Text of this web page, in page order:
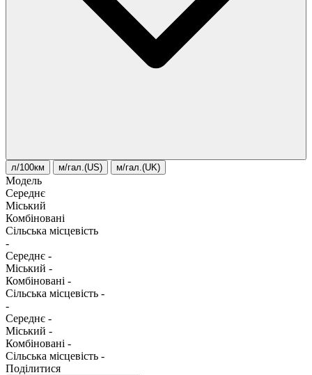
л/100км м/гал.(US) м/гал.(UK)
Модель
Середнє
Міський
Комбіновані
Сільська місцевість
-
Середнє -
Міський -
Комбіновані -
Сільська місцевість -
-
Середнє -
Міський -
Комбіновані -
Сільська місцевість -
Поділитися